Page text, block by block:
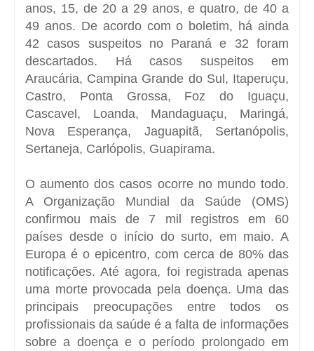
anos, 15, de 20 a 29 anos, e quatro, de 40 a
49 anos. De acordo com o boletim, há ainda
42 casos suspeitos no Paraná e 32 foram
descartados. Há casos suspeitos em
Araucária, Campina Grande do Sul, Itaperuçu,
Castro, Ponta Grossa, Foz do Iguaçu,
Cascavel, Loanda, Mandaguaçu, Maringá,
Nova Esperança, Jaguapitã, Sertanópolis,
Sertaneja, Carlópolis, Guapirama.
O aumento dos casos ocorre no mundo todo.
A Organização Mundial da Saúde (OMS)
confirmou mais de 7 mil registros em 60
países desde o início do surto, em maio. A
Europa é o epicentro, com cerca de 80% das
notificações. Até agora, foi registrada apenas
uma morte provocada pela doença. Uma das
principais preocupações entre todos os
profissionais da saúde é a falta de informações
sobre a doença e o período prolongado em